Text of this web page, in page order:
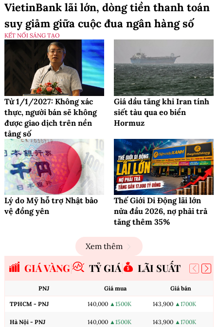
VietinBank lãi lớn, dòng tiền thanh toán
suy giảm giữa cuộc đua ngân hàng số
KẾT NỐI SÁNG TẠO
Từ 1/1/2027: Không xác
thực, người bán sẽ không
được giao dịch trên nền
tảng số
Giá dầu tăng khi Iran tính
siết tàu qua eo biển
Hormuz
Lý do Mỹ hỗ trợ Nhật bảo
vệ đồng yên
Thế Giới Di Động lãi lớn
nửa đầu 2026, nợ phải trả
tăng thêm 35%
Xem thêm
GIÁ VÀNG TỶ GIÁ LÃI SUẤT
PNJ Giá mua Giá bán
TPHCM - PNJ 140,000 ▲1500K 143,900 ▲1700K
Hà Nội - PNJ 140,000 ▲1500K 143,900 ▲1700K